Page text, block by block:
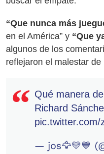
“Que nunca más
en el América” y “Que
algunos de los
reflejaron el malestar de
Qué manera
Richard
pic.twitter.com/
— jos🦅💛💙